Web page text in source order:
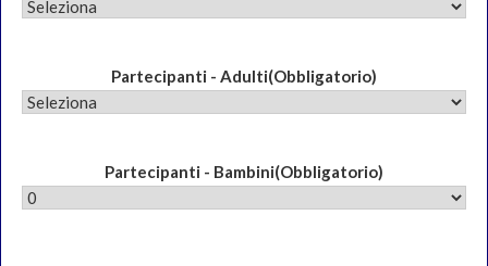
Partecipanti - Adulti(Obbligatorio)
Partecipanti - Bambini(Obbligatorio)